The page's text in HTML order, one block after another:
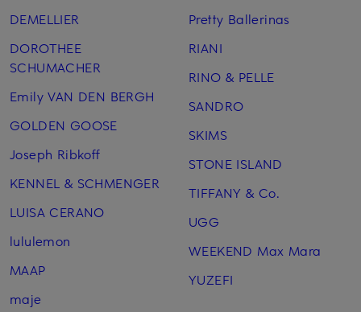
DEMELLIER
DOROTHEE
SCHUMACHER
Emily VAN DEN BERGH
GOLDEN GOOSE
Joseph Ribkoff
KENNEL & SCHMENGER
LUISA CERANO
lululemon
MAAP
maje
Pretty Ballerinas
RIANI
RINO & PELLE
SANDRO
SKIMS
STONE ISLAND
TIFFANY & Co.
UGG
WEEKEND Max Mara
YUZEFI